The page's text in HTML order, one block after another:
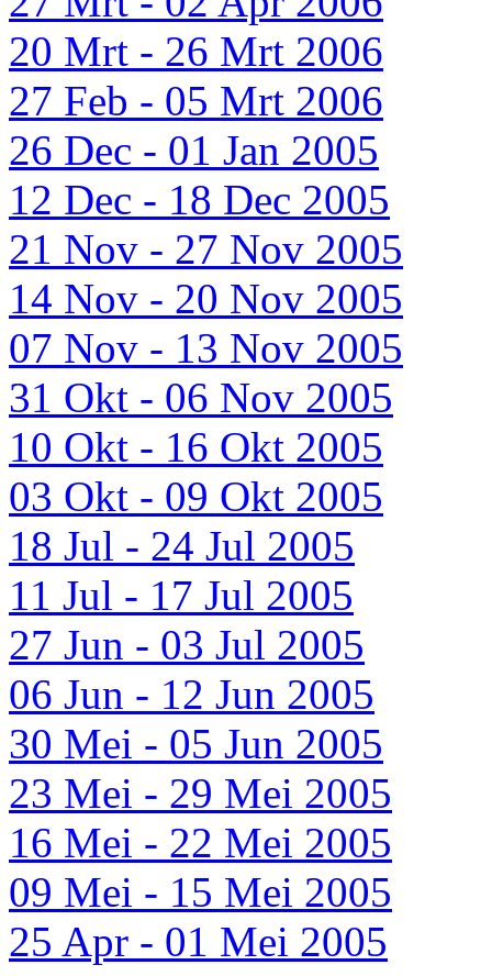
20 Mrt - 26 Mrt 2006
27 Feb - 05 Mrt 2006
26 Dec - 01 Jan 2005
12 Dec - 18 Dec 2005
21 Nov - 27 Nov 2005
14 Nov - 20 Nov 2005
07 Nov - 13 Nov 2005
31 Okt - 06 Nov 2005
10 Okt - 16 Okt 2005
03 Okt - 09 Okt 2005
18 Jul - 24 Jul 2005
11 Jul - 17 Jul 2005
27 Jun - 03 Jul 2005
06 Jun - 12 Jun 2005
30 Mei - 05 Jun 2005
23 Mei - 29 Mei 2005
16 Mei - 22 Mei 2005
09 Mei - 15 Mei 2005
25 Apr - 01 Mei 2005